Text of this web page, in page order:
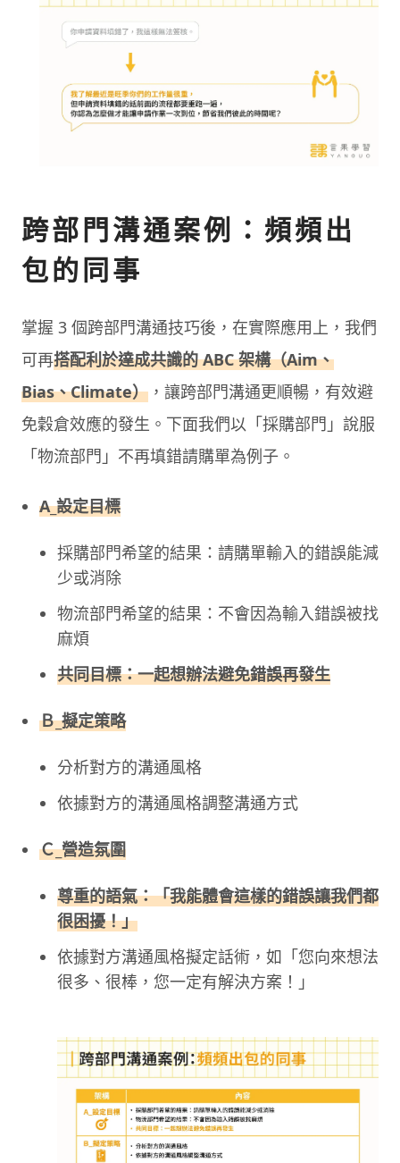
跨部門溝通案例：頻頻出
包的同事
掌握 3 個跨部門溝通技巧後，在實際應用上，我們
可再搭配利於達成共識的 ABC 架構（Aim、
Bias、Climate） ，讓跨部門溝通更順暢，有效避
免穀倉效應的發生。下面我們以「採購部門」說服
「物流部門」不再填錯請購單為例子。
A_設定目標
採購部門希望的結果：請購單輸入的錯誤能減
少或消除
物流部門希望的結果：不會因為輸入錯誤被找
麻煩
共同目標：一起想辦法避免錯誤再發生
Ｂ_擬定策略
分析對方的溝通風格
依據對方的溝通風格調整溝通方式
Ｃ_營造氛圍
尊重的語氣：「我能體會這樣的錯誤讓我們都
很困擾！」
依據對方溝通風格擬定話術，如「您向來想法
很多、很棒，您一定有解決方案！」